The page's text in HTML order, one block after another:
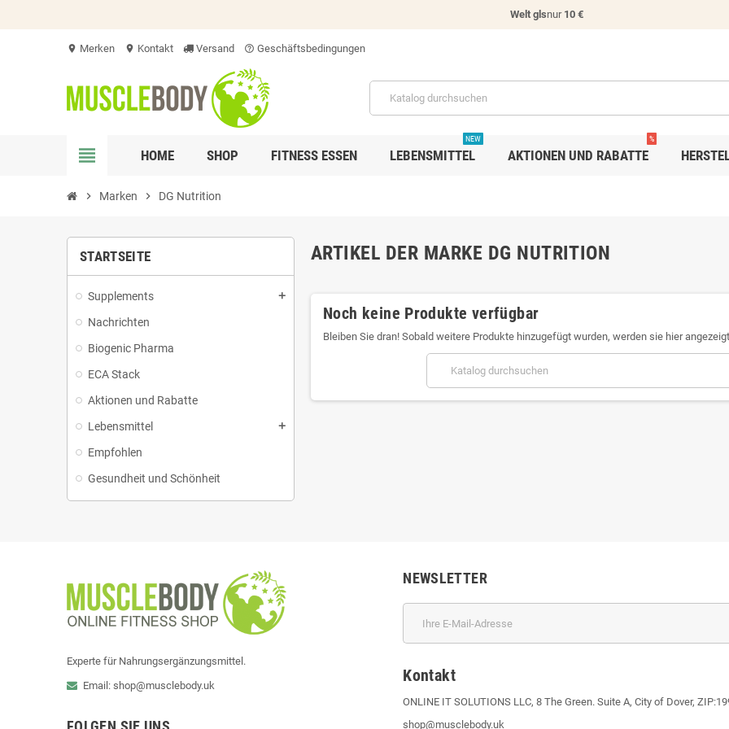
Welt glsnur10 €
location_on Merken location_on Kontakt Versand help_outline Geschäftsbedingungen
view_headline HOME SHOP FITNESS ESSEN LEBENSMITTEL
NEW
AKTIONEN UND RABATTE
%
chevron_right Marken chevron_right DG Nutrition
STARTSEITE
Supplements add
Nachrichten
Biogenic Pharma
ECA Stack
Aktionen und Rabatte
Lebensmittel
add
Empfohlen
Gesundheit und Schönheit
ARTIKEL DER MARKE DG NUTRITION
Noch keine Produkte verfügbar
Bleiben Sie dran! Sobald weitere Produkte hinzugefügt wurden, werden sie hier
Experte für Nahrungsergänzungsmittel.
Email: shop@musclebody.uk
NEWSLETTER
Kontakt
ONLINE IT SOLUTIONS LLC, 8 The Green. Suite A, City of Dover,
shop@musclebody.uk